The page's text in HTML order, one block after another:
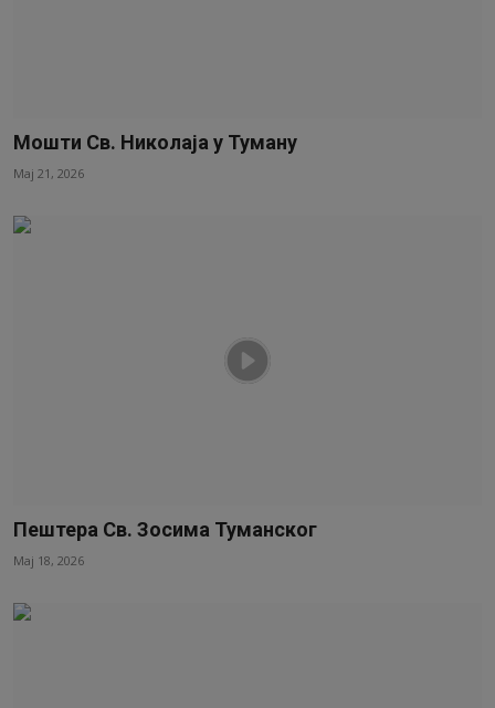
Мошти Св. Николаја у Туману
Мај 21, 2026
Пештера Св. Зосима Туманског
Мај 18, 2026